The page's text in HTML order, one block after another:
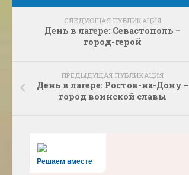
СЛЕДУЮЩАЯ ПУБЛИКАЦИЯ
День в лагере: Севастополь –
город-герой
ПРЕДЫДУЩАЯ ПУБЛИКАЦИЯ
День в лагере: Ростов-на-Дону –
город воинской славы
Решаем вместе